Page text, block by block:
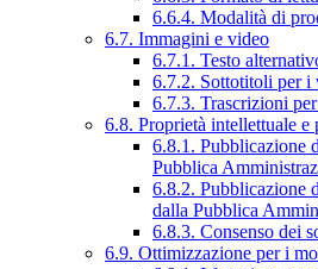
6.6.4. Modalità di
6.7. Immagini e video
6.7.1. Testo
6.7.2. Sottotitoli per i
6.7.3. Trascrizioni
6.8. Proprietà intellettuale e
6.8.1. Pubblicazione
Pubblica
6.8.2. Pubblicazione
dalla Pubblica
6.8.3. Consenso dei
6.9. Ottimizzazione per i